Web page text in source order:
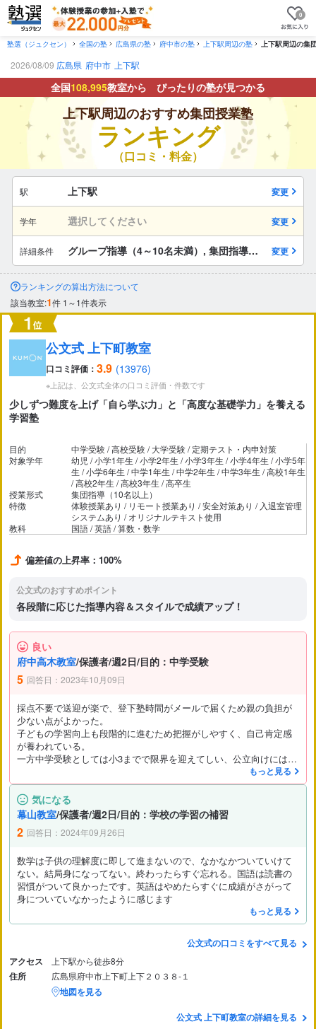
0
塾選（ジュクセン） 全国の塾 広島県の塾 府中市の塾 上下駅周辺の塾 上下駅周辺の集
2026/08/09 広島県 府中市 上下駅
全国108,995教室から ぴったりの塾が見つかる
上下駅周辺のおすすめ集団授業塾
ランキング
（口コミ・料金）
駅 上下駅 変更
学年 選択してください 変更
詳細条件 グループ指導（4～10名未満）, 集団指導（10名以上） 変更
市区町村
駅・路線から探す
ランキングの算出方法について
該当教室:1件 1～1件表示
公文式 上下町教室
口コミ評価： 3.9 (13976)
※上記は、公文式全体の口コミ評価・件数です
少しずつ難度を上げ「自ら学ぶ力」と「高度な基礎学力」を養える
学習塾
目的
中学受験 / 高校受験 / 大学受験 / 定期テスト・内申対策
対象学年
幼児 / 小学1年生 / 小学2年生 / 小学3年生 / 小学4年生 / 小学5年
生 / 小学6年生 / 中学1年生 / 中学2年生 / 中学3年生 / 高校1年生
/ 高校2年生 / 高校3年生 / 高卒生
授業形式
集団指導（10名以上）
特徴
体験授業あり / リモート授業あり / 安全対策あり / 入退室管理
システムあり / オリジナルテキスト使用
教科
国語 / 英語 / 算数・数学
偏差値の上昇率： 100%
公文式のおすすめポイント
各段階に応じた指導内容＆スタイルで成績アップ！
良い
府中高木教室/保護者/週2日/目的：中学受験
5 回答日：2023年10月09日
採点不要で送迎が楽で、登下塾時間がメールで届くため親の負担が
少ない点がよかった。
子どもの学習向上も段階的に進むため把握がしやすく、自己肯定感
が養われている。
一方中学受験としては小3までで限界を迎えてしい、公立向けには英
もっと見る
気になる
幕山教室/保護者/週2日/目的：学校の学習の補習
2 回答日：2024年09月26日
数学は子供の理解度に即して進まないので、なかなかついていけて
ない。結局身になってない。終わったらすぐ忘れる。国語は読書の
習慣がついて良かったです。英語はやめたらすぐに成績がさがって
身についていなかったように感じます
もっと見る
公文式の口コミをすべて見る
アクセス
上下駅から徒歩8分
住所 広島県府中市上下町上下２０３８‐１
地図を見る
公文式 上下町教室の詳細を見る